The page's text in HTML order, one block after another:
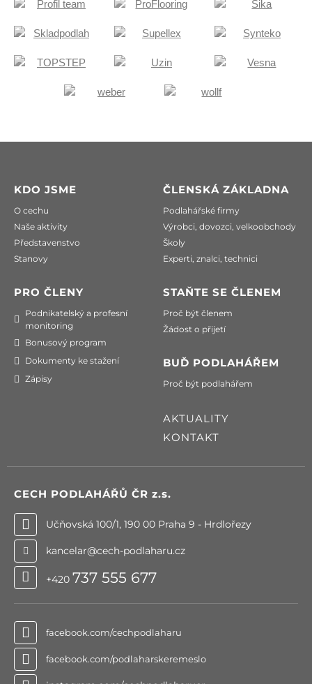
KDO JSME
O cechu
Naše aktivity
Představenstvo
Stanovy
PRO ČLENY
Podnikatelský a profesní
monitoring
Bonusový program
Dokumenty ke stažení
Zápisy
ČLENSKÁ ZÁKLADNA
Podlahářské firmy
Výrobci, dovozci, velkoobchody
Školy
Experti, znalci, technici
STAŇTE SE ČLENEM
Proč být členem
Žádost o přijetí
BUĎ PODLAHÁŘEM
Proč být podlahářem
AKTUALITY
KONTAKT
CECH PODLAHÁŘŮ ČR z.s.
Učňovská 100/1, 190 00 Praha 9 - Hrdlořezy
kancelar@cech-podlaharu.cz
+420 737 555 677
facebook.com/cechpodlaharu
facebook.com/podlaharskeremeslo